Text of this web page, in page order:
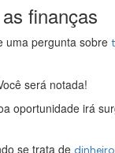
finanças
uma pergunta sobre
será notada!
oportunidade irá
se trata de dinheiro